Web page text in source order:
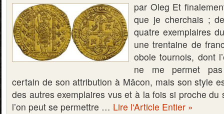
par Oleg Et
que je cherchais ;
quatre exemplaires
une trentaine de
obole tournois, dont
ne me permet pas
certain de son attribution à Mâcon, mais son style
des autres exemplaires vus et à la fois si proche du
l’on peut se permettre … Lire l'Article Entier »